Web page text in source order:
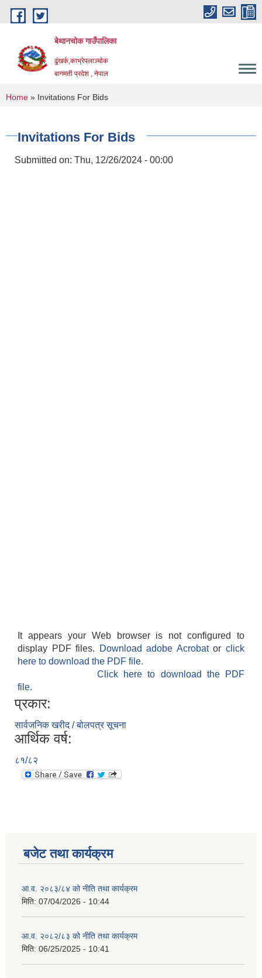
Skip to main content
बेथानचोक गाउँपालिका
ढुंखर्क,काभ्रेपलाञ्चाेक
बागमती प्रदेश , नेपाल
You are here
Home » Invitations For Bids
Invitations For Bids
Submitted on: Thu, 12/26/2024 - 00:00
It appears your Web browser is not configured to
display PDF files.
Download adobe Acrobatorclick
here to download the PDF file.
Click here to download the PDF
file.
प्रकार:
सार्वजनिक खरीद / बोलपत्र सूचना
आर्थिक वर्ष:
८१/८२
बजेट तथा कार्यक्रम
आ.व. २०८३/८४ को नीति तथा कार्यक्रम
मिति: 07/04/2026 - 10:44
आ.व. २०८२/८३ को नीति तथा कार्यक्रम
मिति: 06/25/2025 - 10:41